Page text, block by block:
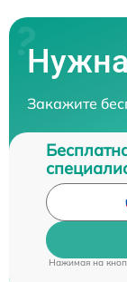
Закажите
Нажимая на